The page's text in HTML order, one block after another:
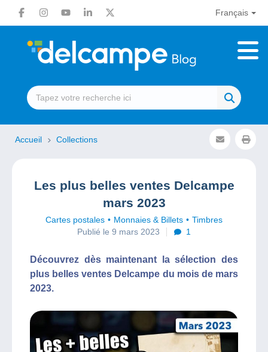
Français
Accueil Collections
Les plus belles ventes Delcampe
mars 2023
Cartes postales Monnaies & Billets
Timbres
Publié le 9 mars 2023
1
Découvrez dès maintenant la sélection des
plus belles ventes Delcampe du mois de mars
2023.